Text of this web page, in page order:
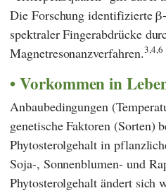
Die Forschung identifizierte
spektraler Fingerabdrücke
Magnetresonanzverfahren.3,4,6
Vorkommen in
Anbaubedingungen
genetische Faktoren (Sorten)
Phytosterolgehalt in
Soja-, Sonnenblumen- und
Phytosterolgehalt ändert sich